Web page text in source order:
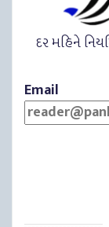
દર મહિને
Email